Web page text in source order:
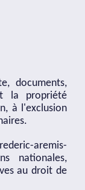
documents,
la propriété
à l'exclusion
aremis-
nationales,
au droit de